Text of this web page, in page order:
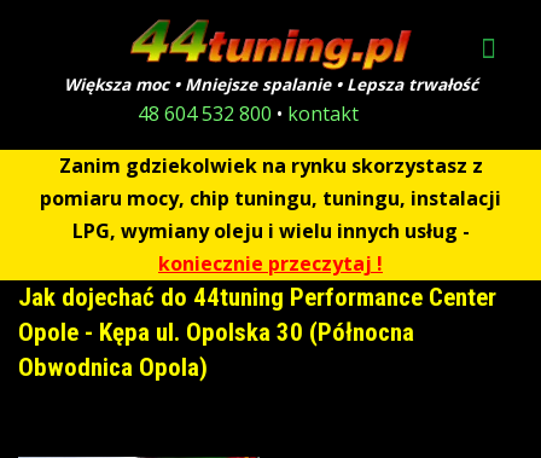
Większa moc • Mniejsze spalanie • Lepsza trwałość
48 604 532 800 • kontakt
Zanim gdziekolwiek na rynku skorzystasz z
pomiaru mocy, chip tuningu, tuningu, instalacji
LPG, wymiany oleju i wielu innych usług -
koniecznie przeczytaj !
Jak dojechać do 44tuning Performance Center
Opole - Kępa ul. Opolska 30 (Północna
Obwodnica Opola)